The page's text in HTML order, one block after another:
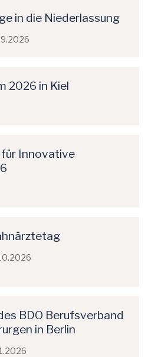
in die Niederlassung
2026 in Kiel
für Innovative
BDO Berufsverband
in Berlin